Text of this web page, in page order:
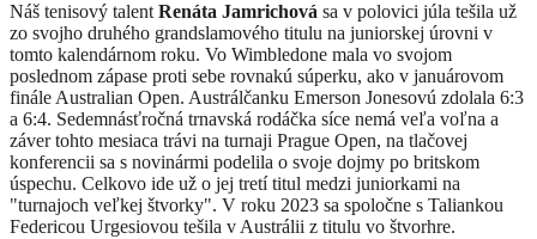
Náš tenisový talent Renáta Jamrichová sa v polovici júla tešila už
zo svojho druhého grandslamového titulu na juniorskej úrovni v
tomto kalendárnom roku. Vo Wimbledone mala vo svojom
poslednom zápase proti sebe rovnakú súperku, ako v januárovom
finále Australian Open. Austrálčanku Emerson Jonesovú zdolala 6:3
a 6:4. Sedemnásťročná trnavská rodáčka síce nemá veľa voľna a
záver tohto mesiaca trávi na turnaji Prague Open, na tlačovej
konferencii sa s novinármi podelila o svoje dojmy po britskom
úspechu. Celkovo ide už o jej tretí titul medzi juniorkami na
"turnajoch veľkej štvorky". V roku 2023 sa spoločne s Taliankou
Federicou Urgesiovou tešila v Austrálii z titulu vo štvorhre.